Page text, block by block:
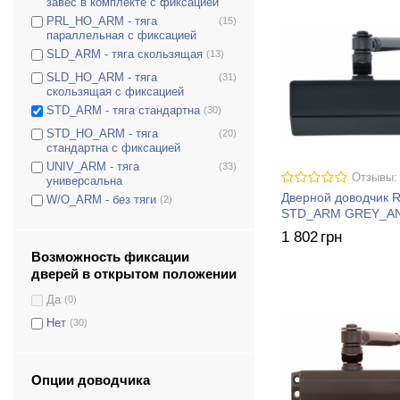
D-2550T
D-3550 (0)
D-3554T (0)
D-4550 (0)
DS-1504 (0)
DS-1554
DS-1554P
DS-2005V (0)
DS-2050T (0)
DS-2550 (0)
DS-2550P (0)
DS-2550T
DS-3550
PRL_HO_ARM - тяга
параллельная с фиксацией
(15)
SLD_ARM - тяга скользящая (13)
SLD_HO_ARM - тяга
скользящая с фиксацией
(31)
STD_ARM - тяга стандартна (30)
STD_HO_ARM - тяга
стандартна с фиксацией
(20)
UNIV_ARM - тяга
универсальна
(33)
W/O_ARM - без тяги (2)
Возможность фиксации
дверей в открытом положении
Да (0)
Нет (30)
Опции доводчика
Отзывы:
Дверной доводчик
STD_ARM
1 802 грн